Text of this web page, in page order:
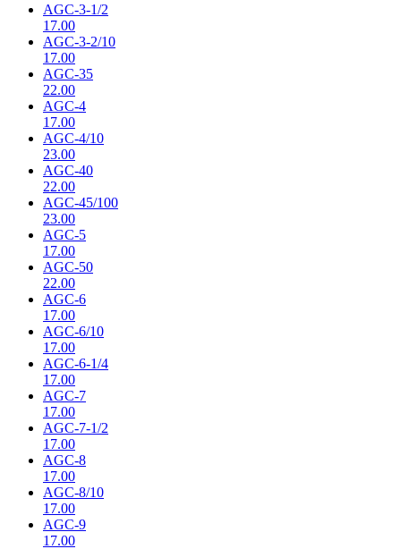
AGC-3-1/2
17.00
AGC-3-2/10
17.00
AGC-35
22.00
AGC-4
17.00
AGC-4/10
23.00
AGC-40
22.00
AGC-45/100
23.00
AGC-5
17.00
AGC-50
22.00
AGC-6
17.00
AGC-6/10
17.00
AGC-6-1/4
17.00
AGC-7
17.00
AGC-7-1/2
17.00
AGC-8
17.00
AGC-8/10
17.00
AGC-9
17.00